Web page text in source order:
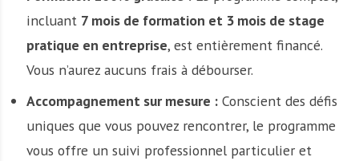
incluant 7 mois de formation et 3 mois de stage
pratique en entreprise, est entièrement financé.
Vous n’aurez aucuns frais à débourser.
Accompagnement sur mesure :Conscient des défis
uniques que vous pouvez rencontrer, le programme
vous offre un suivi professionnel particulier et